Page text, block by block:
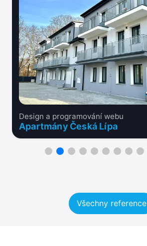
Design a programování webu
Apartmány Česká Lípa
Všechny reference